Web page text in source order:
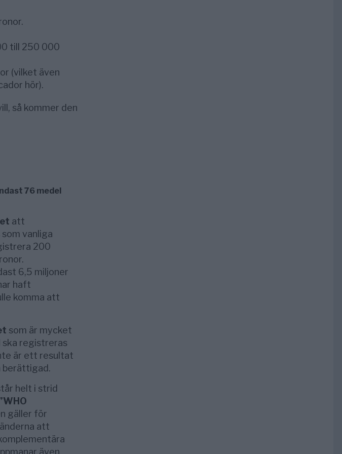
till 250 000
(vilket även
hör).
så kommer den
76 medel
att
vanliga
200
6,5 miljoner
haft
komma att
som är mycket
registreras
är ett resultat
berättigad.
helt i strid
gäller för
att
även